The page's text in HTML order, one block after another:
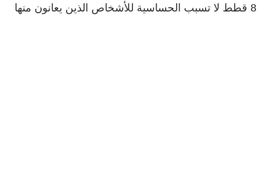
8 قطط لا تسبب الحساسية للأشخاص الذين يعانون منها